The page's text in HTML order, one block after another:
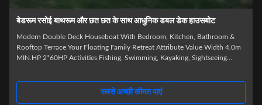
बेडरूम रसोई बाथरूम और छत छत के साथ आधुनिक डबल डेक हाउसबोट
Modern Double Deck Houseboat With Bedroom, Kitchen, Bathroom &
Rooftop Terrace Your Floating Family Retreat Attribute Value Width 4.0m
MIN.HP 2*60HP Activities Fishing, Swimming, Kayaking, Sightseeing
same! This houseboat provides a cozy home on water, complete with all
सबसे अच्छी कीमत पाएं